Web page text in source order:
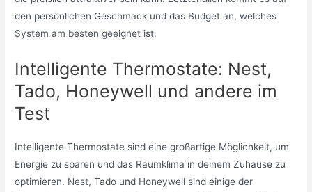
den persönlichen Geschmack und das Budget an, welches
System am besten geeignet ist.
Intelligente Thermostate: Nest,
Tado, Honeywell und andere im
Test
Intelligente Thermostate sind eine großartige Möglichkeit, um
Energie zu sparen und das Raumklima in deinem Zuhause zu
optimieren. Nest, Tado und Honeywell sind einige der